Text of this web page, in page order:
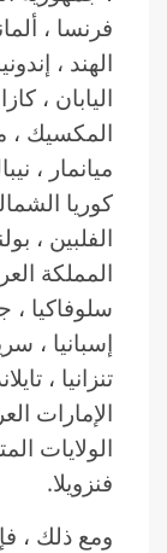
فرنسا ،
الهند ،
اليابان ،
المكسيك ،
ميانمار ،
كوريا
الفلبين ،
المملكة
سلوفاكيا ،
إسبانيا ،
تنزانيا ،
الإمارات
الولايات
فنزويلا.
ومع ذلك ،